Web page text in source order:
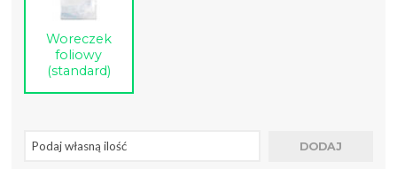
Woreczek
foliowy
(standard)